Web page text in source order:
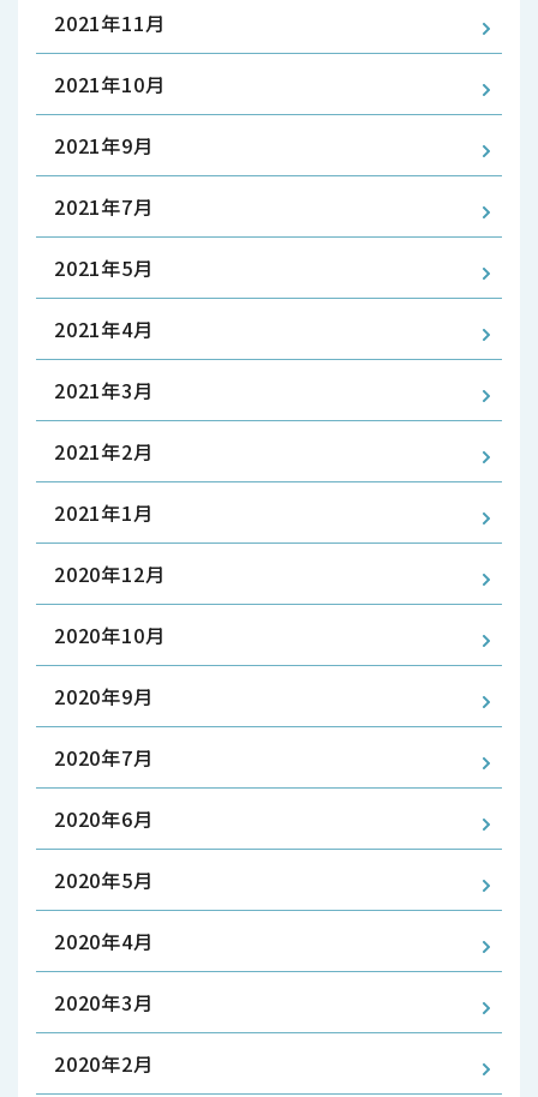
2021年11月
2021年10月
2021年9月
2021年7月
2021年5月
2021年4月
2021年3月
2021年2月
2021年1月
2020年12月
2020年10月
2020年9月
2020年7月
2020年6月
2020年5月
2020年4月
2020年3月
2020年2月